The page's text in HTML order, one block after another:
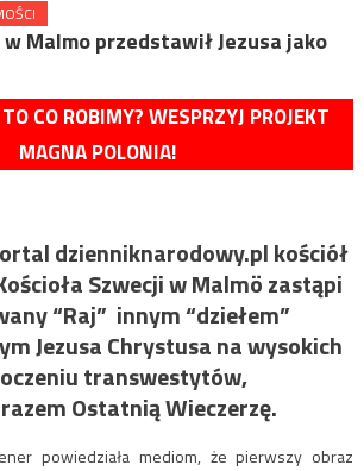
w Malmo przedstawił Jezusa jako
CO ROBIMY? WESPRZYJ PROJEKT
MAGNA POLONIA!
dzienniknarodowy.pl kościół
Szwecji w Malmö zastąpi
“Raj” innym “dziełem”
Jezusa Chrystusa na wysokich
transwestytów,
Ostatnią Wieczerzę.
powiedziała mediom, że pierwszy obraz